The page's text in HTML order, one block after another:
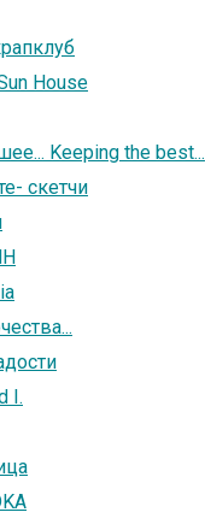
House
Keeping the best...
скетчи
I.